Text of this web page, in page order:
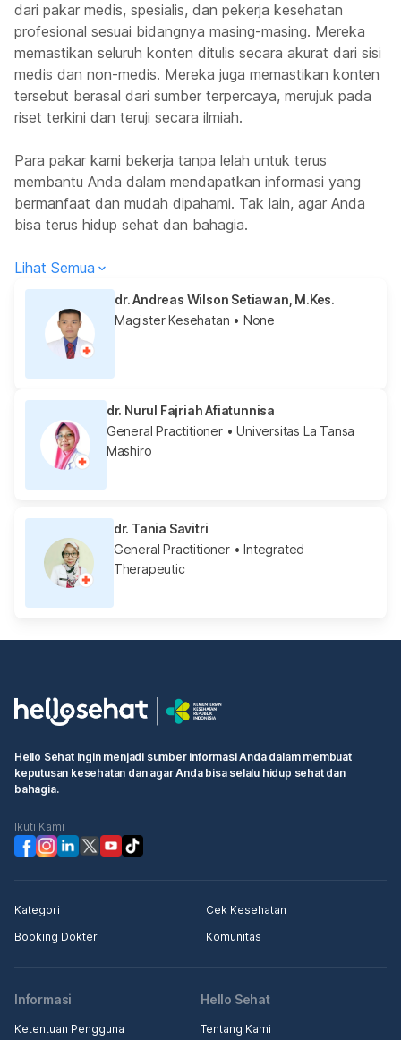
dari pakar medis, spesialis, dan pekerja kesehatan
profesional sesuai bidangnya masing-masing. Mereka
memastikan seluruh konten ditulis secara akurat dari sisi
medis dan non-medis. Mereka juga memastikan konten
tersebut berasal dari sumber terpercaya, merujuk pada
riset terkini dan teruji secara ilmiah.
Para pakar kami bekerja tanpa lelah untuk terus
membantu Anda dalam mendapatkan informasi yang
bermanfaat dan mudah dipahami. Tak lain, agar Anda
bisa terus hidup sehat dan bahagia.
Lihat Semua
dr. Andreas Wilson Setiawan, M.Kes.
Magister Kesehatan • None
dr. Nurul Fajriah Afiatunnisa
General Practitioner• Universitas La Tansa
Mashiro
dr. Tania Savitri
General Practitioner• Integrated
Therapeutic
Hello Sehat ingin menjadi sumber informasi Anda dalam membuat
keputusan kesehatan dan agar Anda bisa selalu hidup sehat dan
bahagia.
Ikuti Kami
Kategori
Cek Kesehatan
Booking Dokter
Komunitas
Informasi
Ketentuan Pengguna
Hello Sehat
Tentang Kami